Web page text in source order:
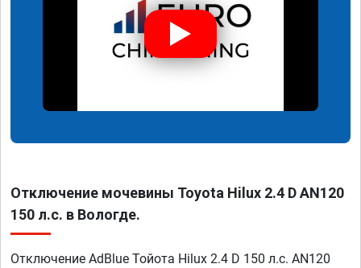
Отключение мочевины Toyota Hilux 2.4 D AN120
150 л.с. в Вологде.
Отключение AdBlue Тойота Hilux 2.4 D 150 л.с. AN120